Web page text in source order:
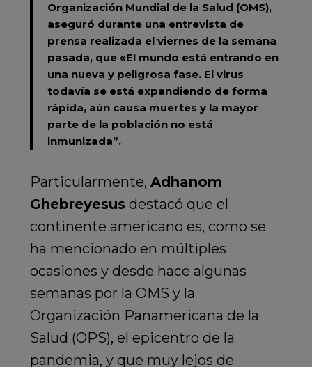
Organización Mundial de la Salud (OMS),
aseguró durante una entrevista de
prensa realizada el viernes de la semana
pasada, que«El mundo está entrando en
una nueva y peligrosa fase. El virus
todavía se está expandiendo de forma
rápida, aún causa muertes y la mayor
parte de la población no está
inmunizada”.
Particularmente, Adhanom
Ghebreyesus destacó que el
continente americano es, como se
ha mencionado en múltiples
ocasiones y desde hace algunas
semanas por la OMS y la
Organización Panamericana de la
Salud (OPS), el epicentro de la
pandemia, y que muy lejos de